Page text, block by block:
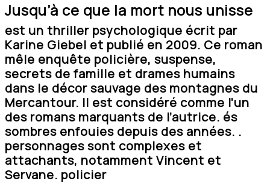
Jusqu’à ce que la mort nous unisse
est un thriller psychologique écrit par
Karine Giebel et publié en 2009. Ce roman
mêle enquête policière, suspense,
secrets de famille et drames humains
dans le décor sauvage des montagnes du
Mercantour. Il est considéré comme l’un
des romans marquants de l’autrice. és
sombres enfouies depuis des années. .
personnages sont complexes et
attachants, notamment Vincent et
Servane. policier